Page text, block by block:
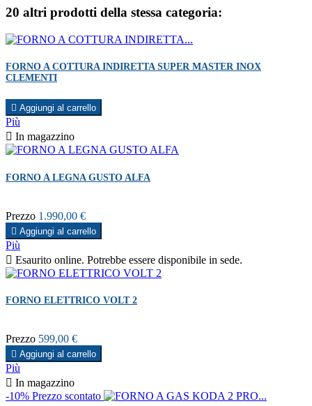
20 altri prodotti della stessa categoria:
FORNO A COTTURA INDIRETTA SUPER MASTER INOX
CLEMENTI
 Aggiungi al carrello
Più
 In magazzino
FORNO A LEGNA GUSTO ALFA
Prezzo 1.990,00 €
 Aggiungi al carrello
Più
 Esaurito online. Potrebbe essere disponibile in sede.
FORNO ELETTRICO VOLT 2
Prezzo 599,00 €
 Aggiungi al carrello
Più
 In magazzino
-10% Prezzo scontato